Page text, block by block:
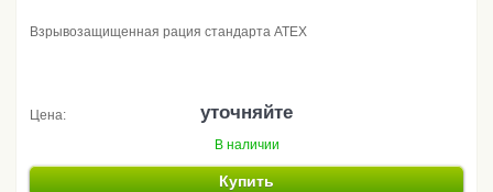
Взрывозащищенная рация стандарта ATEX
Цена: уточняйте
В наличии
Купить